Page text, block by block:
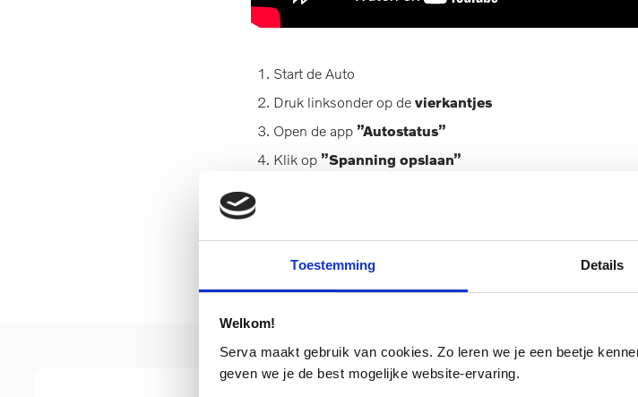
Toestemming Details
Welkom!
Serva maakt gebruik van cookies. Zo leren we je een beetje
geven we je de best mogelijke website-ervaring.
Start de Auto
Druk linksonder op de vierkantjes
Open de app ”Autostatus”
Klik op ”Spanning opslaan”
kalibratie mislukt, ontvangt u de melding ”Kalibratie niet